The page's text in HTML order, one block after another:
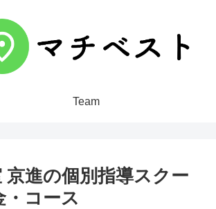
Team
京進の個別指導スクー
・コース